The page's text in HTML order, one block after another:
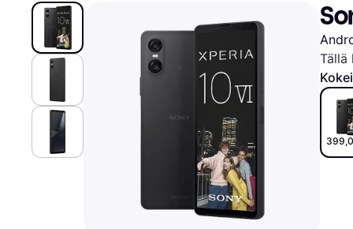
Gigantti
H&M
Peten
WoltTällä